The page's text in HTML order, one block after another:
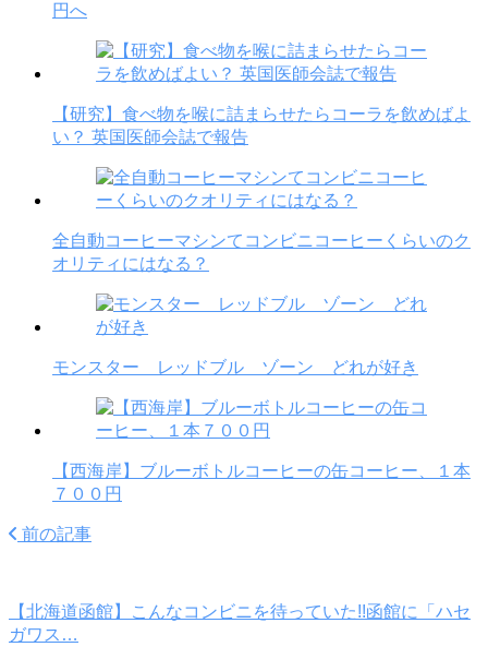
円へ
【研究】食べ物を喉に詰まらせたらコーラを飲めばよ
い？ 英国医師会誌で報告
全自動コーヒーマシンてコンビニコーヒーくらいのク
オリティにはなる？
モンスター レッドブル ゾーン どれが好き
【西海岸】ブルーボトルコーヒーの缶コーヒー、１本
７００円
前の記事
【北海道函館】こんなコンビニを待っていた!!函館に「ハセ
ガワス…